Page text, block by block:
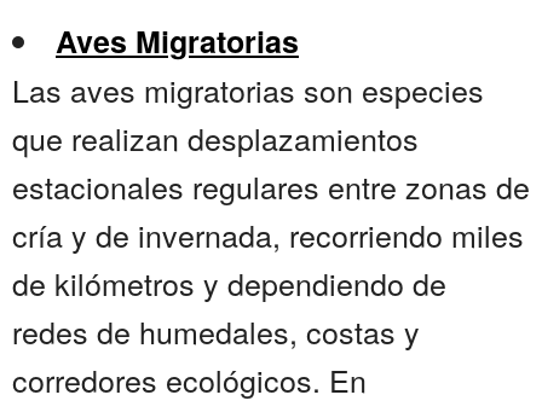
Aves Migratorias
Las aves migratorias son especies
que realizan desplazamientos
estacionales regulares entre zonas de
cría y de invernada, recorriendo miles
de kilómetros y dependiendo de
redes de humedales, costas y
corredores ecológicos. En